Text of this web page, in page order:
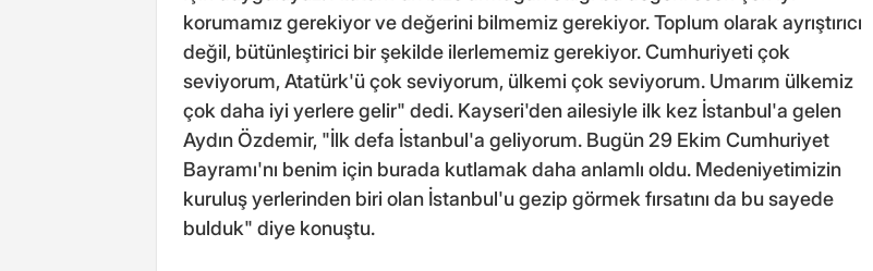
korumamız gerekiyor ve değerini bilmemiz gerekiyor. Toplum olarak ayrıştırıcı
değil, bütünleştirici bir şekilde ilerlememiz gerekiyor. Cumhuriyeti çok
seviyorum, Atatürk'ü çok seviyorum, ülkemi çok seviyorum. Umarım ülkemiz
çok daha iyi yerlere gelir" dedi. Kayseri'den ailesiyle ilk kez İstanbul'a gelen
Aydın Özdemir, "İlk defa İstanbul'a geliyorum. Bugün 29 Ekim Cumhuriyet
Bayramı'nı benim için burada kutlamak daha anlamlı oldu. Medeniyetimizin
kuruluş yerlerinden biri olan İstanbul'u gezip görmek fırsatını da bu sayede
bulduk" diye konuştu.